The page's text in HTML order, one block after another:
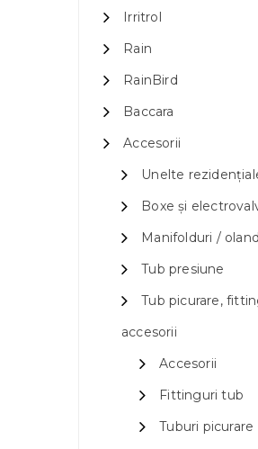
Irritrol
Rain
RainBird
Baccara
Accesorii
Unelte
Boxe și
Manifolduri /
Tub presiune
Tub picurare,
accesorii
Accesorii
Fittinguri tub
Tuburi picurare